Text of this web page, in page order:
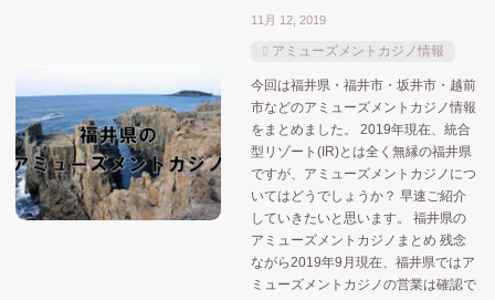
11月 12, 2019
アミューズメントカジノ情報
今回は福井県・福井市・坂井市・越前
市などのアミューズメントカジノ情報
をまとめました。 2019年現在、統合
型リゾート(IR)とは全く無縁の福井県
ですが、アミューズメントカジノにつ
いてはどうでしょうか？ 早速ご紹介
していきたいと思います。 福井県の
アミューズメントカジノまとめ 残念
ながら2019年9月現在、福井県ではア
ミューズメントカジノの営業は確認で